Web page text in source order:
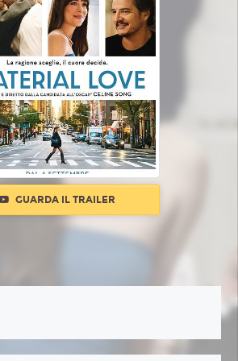
GUARDA IL TRAILER